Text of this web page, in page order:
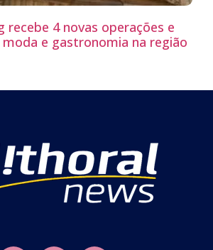
recebe 4 novas operações e
e gastronomia na região